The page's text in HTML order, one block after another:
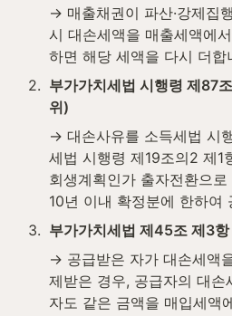
→ 매출채권이 파산·강제집
시 대손세액을 매출세액에
하면 해당 세액을 다시 더합
2. 부가가치세법 시행령 제87
위)
→ 대손사유를 소득세법 시
세법 시행령 제19조의2 제1
회생계획인가 출자전환으
10년 이내 확정분에 한하여
3. 부가가치세법 제45조 제3항
→ 공급받은 자가 대손세액
제받은 경우, 공급자의 대손
자도 같은 금액을 매입세액